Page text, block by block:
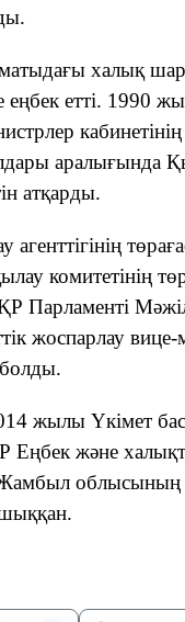
халық
еңбек етті. 1990
аралығында
н атқарды.
агенттігінің
комитетінің
Парламенті
жоспарлау вице-
болды.
жылы Үкімет
Еңбек және
облысының